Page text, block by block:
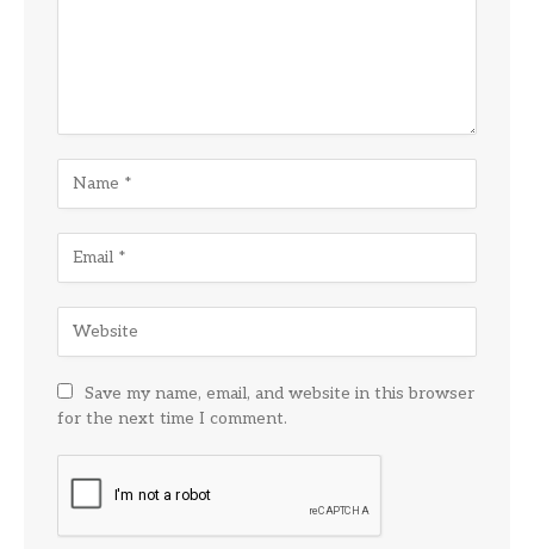
Save my name, email, and website in this browser
for the next time I comment.